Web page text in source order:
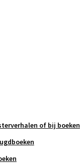
of bij boeken